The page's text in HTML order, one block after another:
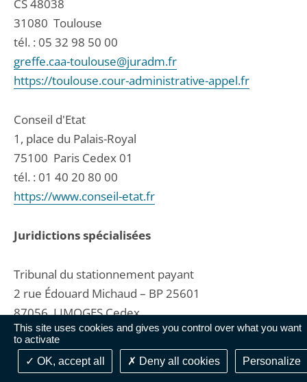
This site uses cookies and gives you control over what you want
to activate
OK, accept all
Deny all cookies Personalize
CS 48038
31080 Toulouse
tél. : 05 32 98 50 00
greffe.caa-toulouse@juradm.fr
https://toulouse.cour-administrative-appel.fr
Conseil d'Etat
1, place du Palais-Royal
75100 Paris Cedex 01
tél. : 01 40 20 80 00
https://www.conseil-etat.fr
Juridictions spécialisées
Tribunal du stationnement payant
2 rue Édouard Michaud – BP 25601
87056 LIMOGES Cedex
tél. :05 87 19 38 00
fax : 0544248051
contact@ccsp.fr